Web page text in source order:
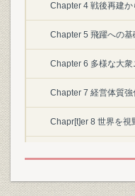
Chapter 4 戦後再建か
Chapter 5 飛躍への基
Chapter 6 多様な大
Chapter 7 経営体質強
Chapr[t]er 8 世界を視
21世紀への飛翔